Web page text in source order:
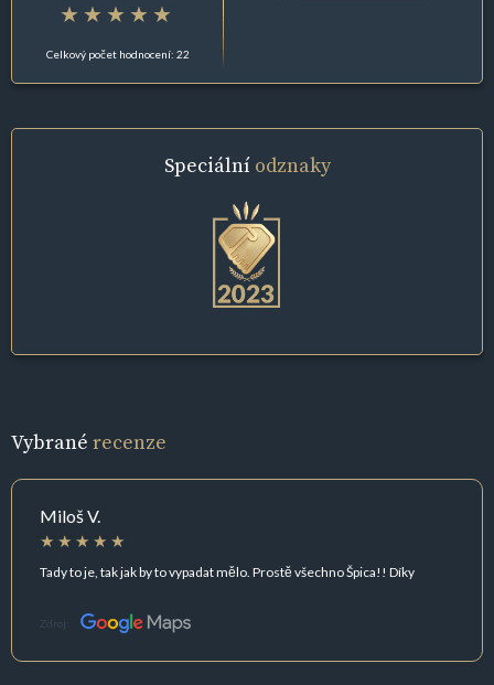
Celkový počet hodnocení: 22
Speciální odznaky
Vybrané recenze
Miloš V.
Tady to je, tak jak by to vypadat mělo. Prostě všechno Špica!! Díky
Zdroj: